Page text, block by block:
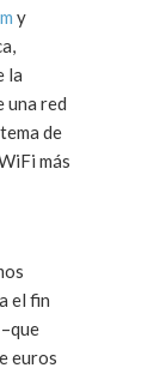
y
la
una red
más
el fin
euros